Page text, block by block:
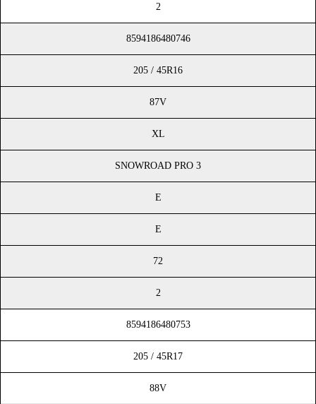
2
8594186480746
205 / 45R16
87V
XL
SNOWROAD PRO 3
E
E
72
2
8594186480753
205 / 45R17
88V